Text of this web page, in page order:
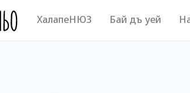
ХалапеНЮЗ Бай дъ уей